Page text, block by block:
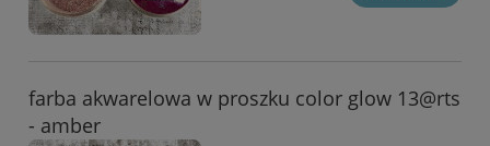
farba akwarelowa w proszku color glow 13@rts
- amber